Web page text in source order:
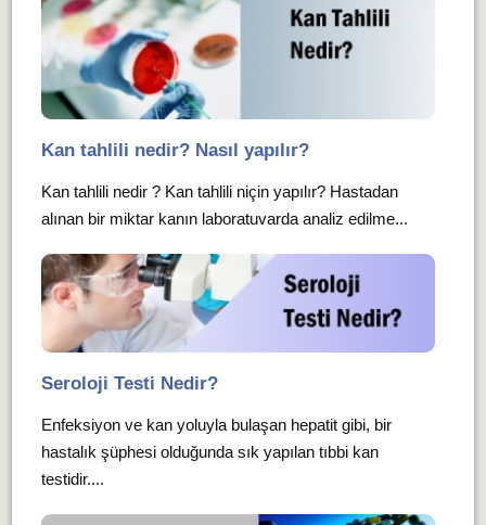
Kan tahlili nedir? Nasıl yapılır?
Kan tahlili nedir ? Kan tahlili niçin yapılır? Hastadan
alınan bir miktar kanın laboratuvarda analiz edilme...
Seroloji Testi Nedir?
Enfeksiyon ve kan yoluyla bulaşan hepatit gibi, bir
hastalık şüphesi olduğunda sık yapılan tıbbi kan
testidir....